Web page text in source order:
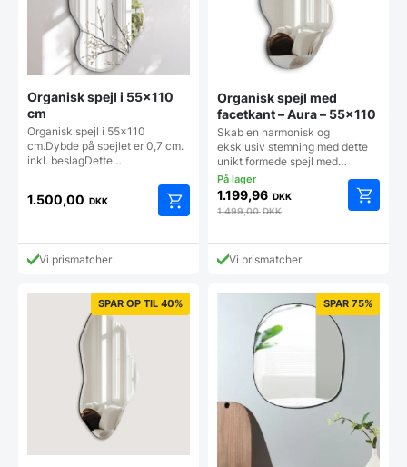
Organisk spejl i 55×110
cm
Organisk spejl i 55x110
cm.Dybde på spejlet er 0,7 cm.
inkl. beslagDette…
1.500,00 DKK
Vi prismatcher
Organisk spejl med
facetkant – Aura – 55×110
Skab en harmonisk og
eksklusiv stemning med dette
unikt formede spejl med…
1.199,96 DKK
1.499,00DKK
Vi prismatcher
SPAR OP TIL 40% SPAR 75%